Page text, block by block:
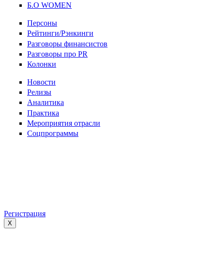
Б.О WOMEN
Персоны
Рейтинги/Рэнкинги
Разговоры финансистов
Разговоры про PR
Колонки
Новости
Релизы
Аналитика
Практика
Мероприятия отрасли
Соцпрограммы
Регистрация
X